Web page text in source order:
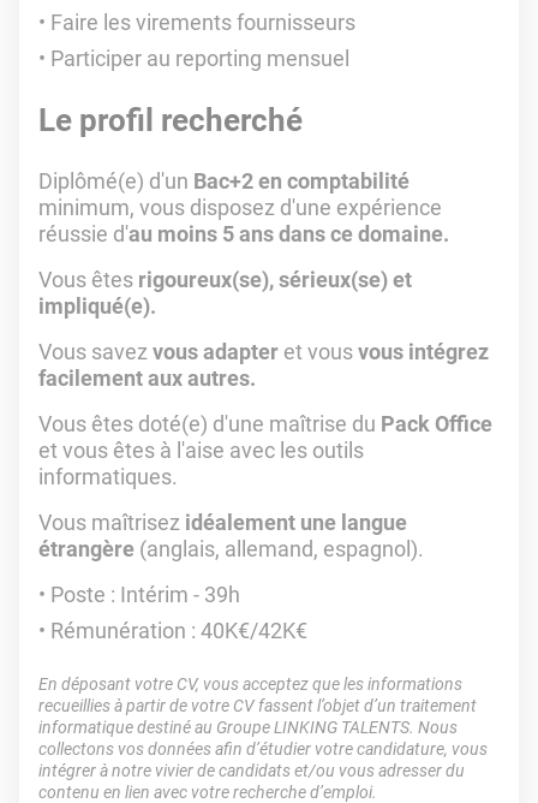
Faire les virements fournisseurs
Participer au reporting mensuel
Le profil recherché
Diplômé(e) d'un Bac+2 en comptabilité
minimum, vous disposez d'une expérience
réussie d'au moins 5 ans dans ce domaine.
Vous êtes rigoureux(se), sérieux(se) et
impliqué(e).
Vous savez vous adapter et vousvous intégrez
facilement aux autres.
Vous êtes doté(e) d'une maîtrise du Pack Office
et vous êtes à l'aise avec les outils
informatiques.
Vous maîtrisez idéalement une langue
étrangère (anglais, allemand, espagnol).
Poste : Intérim - 39h
Rémunération : 40K€/42K€
En déposant votre CV, vous acceptez que les informations
recueillies à partir de votre CV fassent l’objet d’un traitement
informatique destiné au Groupe LINKING TALENTS. Nous
collectons vos données afin d’étudier votre candidature, vous
intégrer à notre vivier de candidats et/ou vous adresser du
contenu en lien avec votre recherche d’emploi.